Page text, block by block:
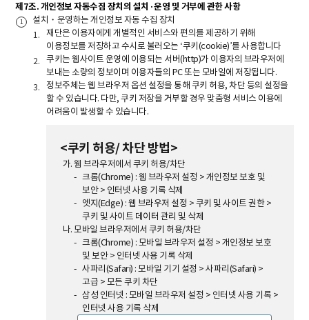
제7조. 개인정보 자동수집 장치의 설치·운영 및 거부에 관한 사항
설치・운영하는 개인정보 자동 수집 장치
재단은 이용자에게 개별적인 서비스와 편의를 제공하기 위해
이용정보를 저장하고 수시로 불러오는 ‘쿠키(cookie)’를 사용합니다
쿠키는 웹사이트 운영에 이용되는 서버(http)가 이용자의 브라우저에
보내는 소량의 정보이며 이용자들의 PC 또는 모바일에 저장됩니다.
정보주체는 웹 브라우저 옵션 설정을 통해 쿠키 허용, 차단 등의 설정을
할 수 있습니다. 다만, 쿠키 저장을 거부할 경우 맞춤형 서비스 이용에
어려움이 발생할 수 있습니다.
<쿠키 허용/ 차단 방법>
웹 브라우저에서 쿠키 허용/차단
크롬(Chrome) : 웹 브라우저 설정 > 개인정보 보호 및
보안 > 인터넷 사용 기록 삭제
엣지(Edge) : 웹 브라우저 설정 > 쿠키 및 사이트 권한 >
쿠키 및 사이트 데이터 관리 및 삭제
모바일 브라우저에서 쿠키 허용/차단
크롬(Chrome) : 모바일 브라우저 설정 > 개인정보 보호
및 보안 > 인터넷 사용 기록 삭제
사파리(Safari) : 모바일 기기 설정 > 사파리(Safari) >
고급 > 모든 쿠키 차단
삼성 인터넷 : 모바일 브라우저 설정 > 인터넷 사용 기록 >
인터넷 사용 기록 삭제